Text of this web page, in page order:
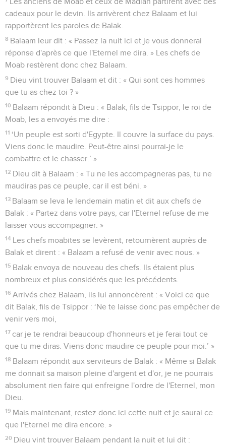
cadeaux pour le devin. Ils arrivèrent chez Balaam et lui
rapportèrent les paroles de Balak.
8 Balaam leur dit : « Passez la nuit ici et je vous donnerai
réponse d'après ce que l'Eternel me dira. » Les chefs de
Moab restèrent donc chez Balaam.
9 Dieu vint trouver Balaam et dit : « Qui sont ces hommes
que tu as chez toi ? »
10 Balaam répondit à Dieu : « Balak, fils de Tsippor, le roi de
Moab, les a envoyés me dire :
11 ‘Un peuple est sorti d'Egypte. Il couvre la surface du pays.
Viens donc le maudire. Peut-être ainsi pourrai-je le
combattre et le chasser.’ »
12 Dieu dit à Balaam : « Tu ne les accompagneras pas, tu ne
maudiras pas ce peuple, car il est béni. »
13 Balaam se leva le lendemain matin et dit aux chefs de
Balak : « Partez dans votre pays, car l'Eternel refuse de me
laisser vous accompagner. »
14 Les chefs moabites se levèrent, retournèrent auprès de
Balak et dirent : « Balaam a refusé de venir avec nous. »
15 Balak envoya de nouveau des chefs. Ils étaient plus
nombreux et plus considérés que les précédents.
16 Arrivés chez Balaam, ils lui annoncèrent : « Voici ce que
dit Balak, fils de Tsippor : ‘Ne te laisse donc pas empêcher de
venir vers moi,
17 car je te rendrai beaucoup d'honneurs et je ferai tout ce
que tu me diras. Viens donc maudire ce peuple pour moi.’ »
18 Balaam répondit aux serviteurs de Balak : « Même si Balak
me donnait sa maison pleine d'argent et d'or, je ne pourrais
absolument rien faire qui enfreigne l'ordre de l'Eternel, mon
Dieu.
19 Mais maintenant, restez donc ici cette nuit et je saurai ce
que l'Eternel me dira encore. »
20 Dieu vint trouver Balaam pendant la nuit et lui dit :